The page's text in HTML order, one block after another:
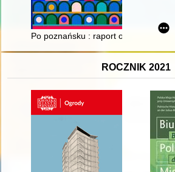
Po poznańsku : raport o
ROCZNIK 2021